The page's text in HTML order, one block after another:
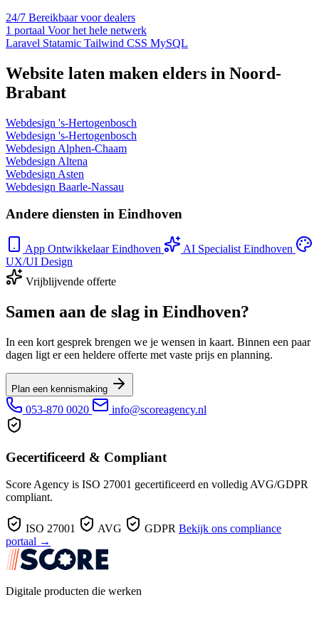
24/7 Bereikbaar voor dealers
1 portaal Voor het hele netwerk
Laravel Statamic Tailwind CSS MySQL
Website laten maken elders in Noord-
Brabant
Webdesign 's-Hertogenbosch
Webdesign 's-Hertogenbosch
Webdesign Alphen-Chaam
Webdesign Altena
Webdesign Asten
Webdesign Baarle-Nassau
Andere diensten in Eindhoven
App Ontwikkelaar Eindhoven
AI Specialist Eindhoven
UX/UI Design
Vrijblijvende offerte
Samen aan de slag in Eindhoven?
In een kort gesprek brengen we je wensen in kaart. Binnen een paar
dagen ligt er een heldere offerte met vaste prijs en planning.
Plan een kennismaking
053-870 0020 info@scoreagency.nl
Gecertificeerd & Compliant
Score Agency is ISO 27001 gecertificeerd en volledig AVG/GDPR
compliant.
ISO 27001 AVG GDPR Bekijk ons compliance
portaal →
Digitale producten die werken